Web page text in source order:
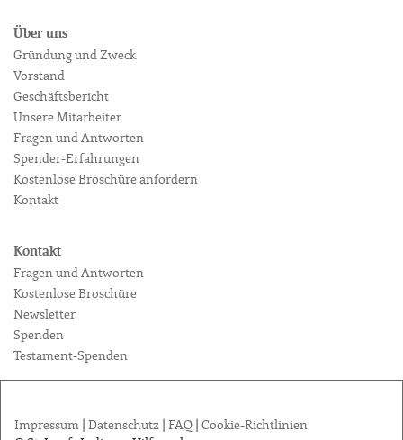
Über uns
Gründung und Zweck
Vorstand
Geschäftsbericht
Unsere Mitarbeiter
Fragen und Antworten
Spender-Erfahrungen
Kostenlose Broschüre anfordern
Kontakt
Kontakt
Fragen und Antworten
Kostenlose Broschüre
Newsletter
Spenden
Testament-Spenden
Impressum Datenschutz FAQ
Cookie-Richtlinien